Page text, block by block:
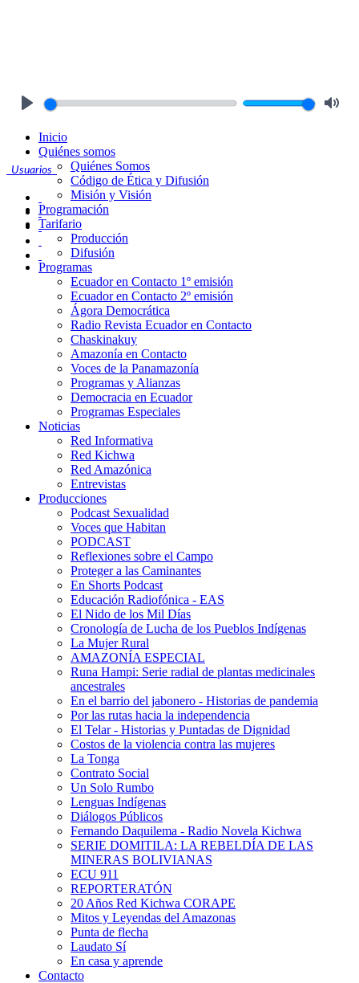
Usuarios
Inicio
Quiénes somos
Quiénes Somos
Código de Ética y Difusión
Misión y Visión
Programación
Tarifario
Producción
Difusión
Programas
Ecuador en Contacto 1º emisión
Ecuador en Contacto 2º emisión
Ágora Democrática
Radio Revista Ecuador en Contacto
Chaskinakuy
Amazonía en Contacto
Voces de la Panamazonía
Programas y Alianzas
Democracia en Ecuador
Programas Especiales
Noticias
Red Informativa
Red Kichwa
Red Amazónica
Entrevistas
Producciones
Podcast Sexualidad
Voces que Habitan
PODCAST
Reflexiones sobre el Campo
Proteger a las Caminantes
En Shorts Podcast
Educación Radiofónica - EAS
El Nido de los Mil Días
Cronología de Lucha de los Pueblos Indígenas
La Mujer Rural
AMAZONÍA ESPECIAL
Runa Hampi: Serie radial de plantas medicinales
ancestrales
En el barrio del jabonero - Historias de pandemia
Por las rutas hacia la independencia
El Telar - Historias y Puntadas de Dignidad
Costos de la violencia contra las mujeres
La Tonga
Contrato Social
Un Solo Rumbo
Lenguas Indígenas
Diálogos Públicos
Fernando Daquilema - Radio Novela Kichwa
SERIE DOMITILA: LA REBELDÍA DE LAS
MINERAS BOLIVIANAS
ECU 911
REPORTERATÓN
20 Años Red Kichwa CORAPE
Mitos y Leyendas del Amazonas
Punta de flecha
Laudato Sí
En casa y aprende
Contacto